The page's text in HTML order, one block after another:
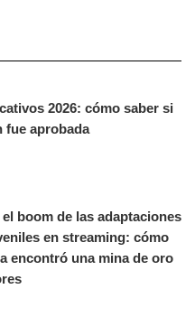
2026: cómo saber si
fue aprobada
boom de las adaptaciones
en streaming: cómo
encontró una mina de oro